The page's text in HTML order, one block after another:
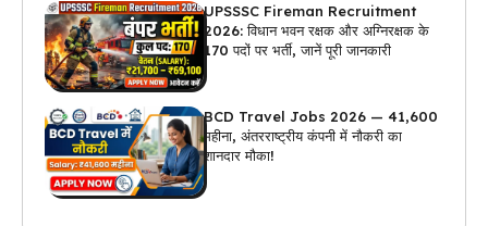
UPSSSC Fireman Recruitment
2026: विधान भवन रक्षक और अग्निरक्षक के
170 पदों पर भर्ती, जानें पूरी जानकारी
BCD Travel Jobs 2026 — ₹41,600
महीना, अंतरराष्ट्रीय कंपनी में नौकरी का
शानदार मौका!